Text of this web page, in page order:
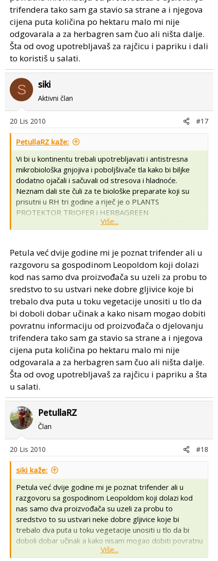
trifendera tako sam ga stavio sa strane a i njegova
cijena puta količina po hektaru malo mi nije
odgovarala a za herbagren sam čuo ali ništa dalje.
Šta od ovog upotrebljavaš za rajčicu i papriku i dali
to koristiš u salati.
S siki
Aktivni član
20 Lis 2010 #17
PetullaRZ kaže:
Vi bi u kontinentu trebali upotrebljavati i antistresna
mikrobiološka gnjojiva i poboljšivače tla kako bi biljke
dodatno ojačali i sačuvali od stresova i hladnoće.
Neznam dali ste čuli za te biološke preparate koji su
prisutni u RH tri godine a riječ je o PLANTS
PROTEKTOR TRIOFER i HERBAGREEN
) i TRIFENDER i HUNGAVIT
Više...
Petula već dvije godine mi je poznat trifender ali u
razgovoru sa gospodinom Leopoldom koji dolazi
kod nas samo dva proizvođača su uzeli za probu to
sredstvo to su ustvari neke dobre gljivice koje bi
trebalo dva puta u toku vegetacije unositi u tlo da
bi doboli dobar učinak a kako nisam mogao dobiti
povratnu informaciju od proizvođača o djelovanju
trifendera tako sam ga stavio sa strane a i njegova
cijena puta količina po hektaru malo mi nije
odgovarala a za herbagren sam čuo ali ništa dalje.
Šta od ovog upotrebljavaš za rajčicu i papriku a šta
u salati.
PetullaRZ
Član
20 Lis 2010 #18
siki kaže:
Petula već dvije godine mi je poznat trifender ali u
razgovoru sa gospodinom Leopoldom koji dolazi kod
nas samo dva proizvođača su uzeli za probu to
sredstvo to su ustvari neke dobre gljivice koje bi
trebalo dva puta u toku vegetacije unositi u tlo da bi
doboli dobar učinak a kako nisam mogao dobiti povratnu
informaciju od proizvođača o djelovanju trifendera tako
Više...